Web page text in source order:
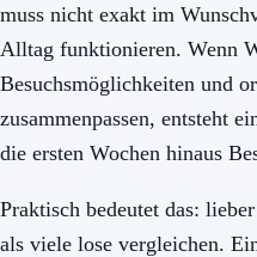
muss nicht exakt im
Alltag funktionieren. Wenn
Besuchsmöglichkeiten und
zusammenpassen, entsteht
die ersten Wochen hinaus
Praktisch bedeutet das:
als viele lose vergleichen.